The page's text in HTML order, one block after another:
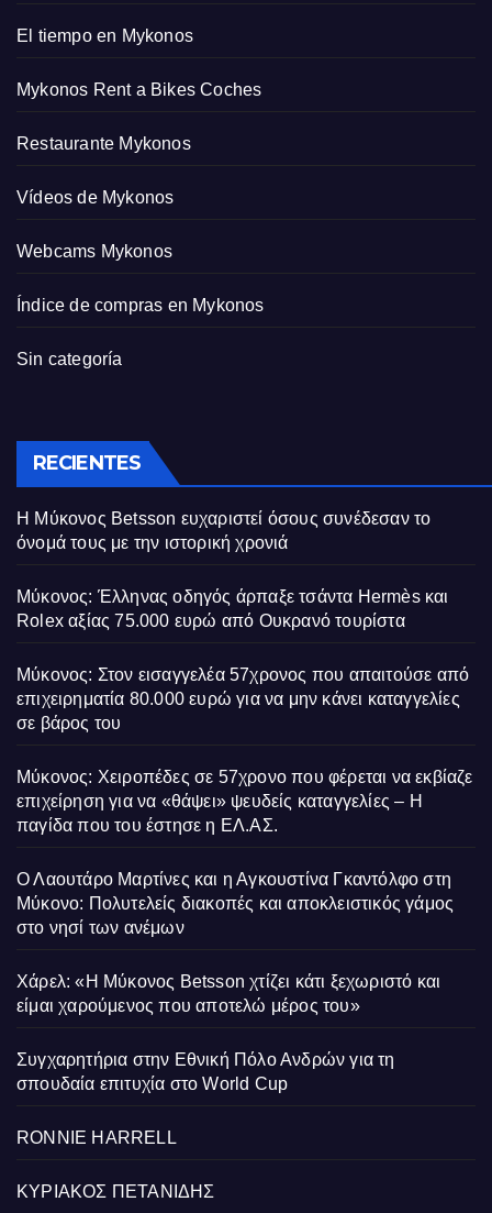
El tiempo en Mykonos
Mykonos Rent a Bikes Coches
Restaurante Mykonos
Vídeos de Mykonos
Webcams Mykonos
Índice de compras en Mykonos
Sin categoría
RECIENTES
Η Μύκονος Betsson ευχαριστεί όσους συνέδεσαν το
όνομά τους με την ιστορική χρονιά
Μύκονος: Έλληνας οδηγός άρπαξε τσάντα Hermès και
Rolex αξίας 75.000 ευρώ από Ουκρανό τουρίστα
Μύκονος: Στον εισαγγελέα 57χρονος που απαιτούσε από
επιχειρηματία 80.000 ευρώ για να μην κάνει καταγγελίες
σε βάρος του
Μύκονος: Χειροπέδες σε 57χρονο που φέρεται να εκβίαζε
επιχείρηση για να «θάψει» ψευδείς καταγγελίες – Η
παγίδα που του έστησε η ΕΛ.ΑΣ.
Ο Λαουτάρο Μαρτίνες και η Αγκουστίνα Γκαντόλφο στη
Μύκονο: Πολυτελείς διακοπές και αποκλειστικός γάμος
στο νησί των ανέμων
Χάρελ: «Η Μύκονος Betsson χτίζει κάτι ξεχωριστό και
είμαι χαρούμενος που αποτελώ μέρος του»
Συγχαρητήρια στην Εθνική Πόλο Ανδρών για τη
σπουδαία επιτυχία στο World Cup
RONNIE HARRELL
ΚΥΡΙΑΚΟΣ ΠΕΤΑΝΙΔΗΣ